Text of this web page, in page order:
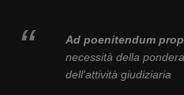
Ad poenitendum
necessità della
dell'attività giudiziaria